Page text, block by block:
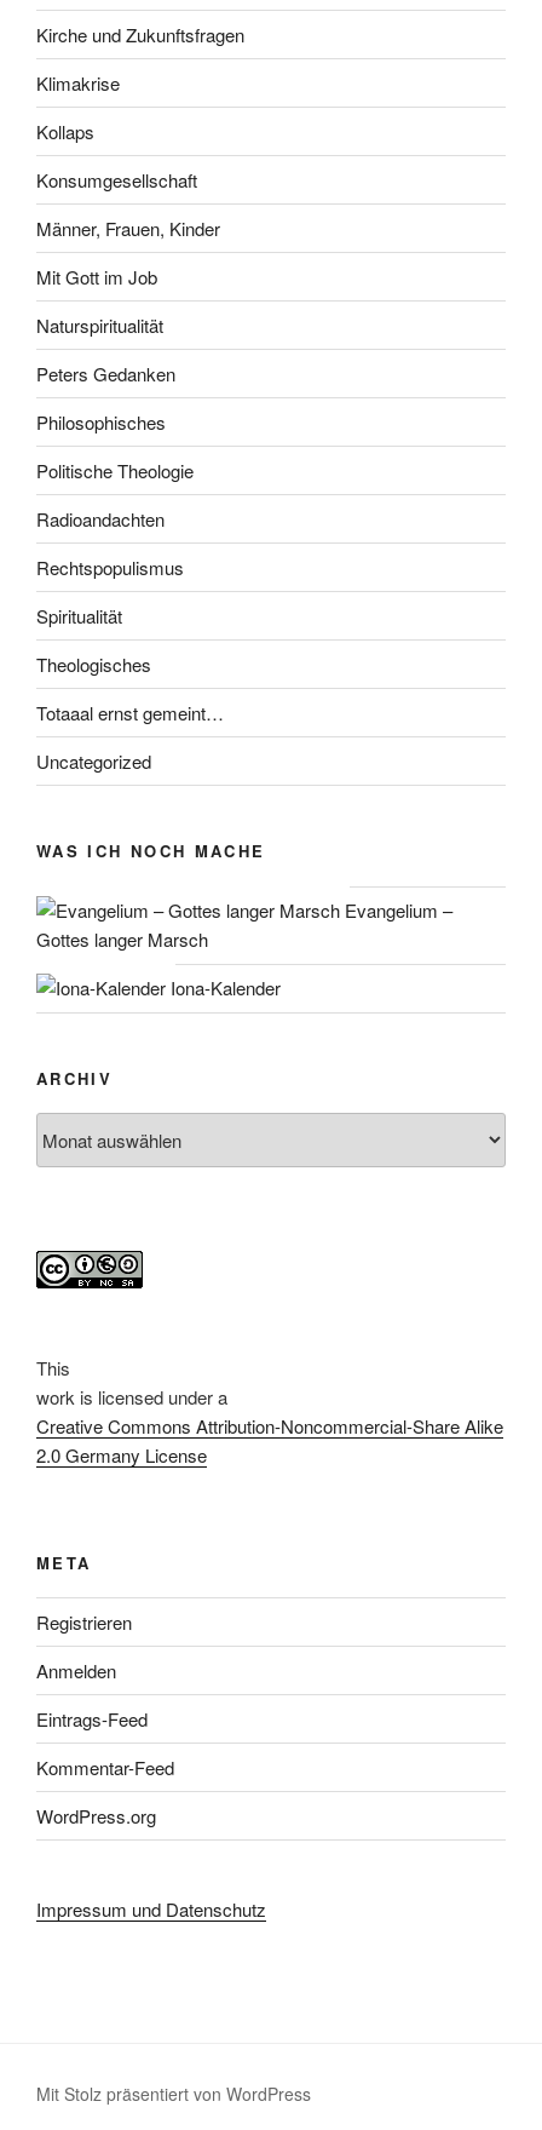
Kirche und Zukunftsfragen
Klimakrise
Kollaps
Konsumgesellschaft
Männer, Frauen, Kinder
Mit Gott im Job
Naturspiritualität
Peters Gedanken
Philosophisches
Politische Theologie
Radioandachten
Rechtspopulismus
Spiritualität
Theologisches
Totaaal ernst gemeint…
Uncategorized
WAS ICH NOCH MACHE
Evangelium –
Gottes langer Marsch
Iona-Kalender
ARCHIV
This
work is licensed under a
Creative Commons Attribution-Noncommercial-Share Alike
2.0 Germany License
META
Registrieren
Anmelden
Eintrags-Feed
Kommentar-Feed
WordPress.org
Impressum und Datenschutz
Mit Stolz präsentiert von WordPress